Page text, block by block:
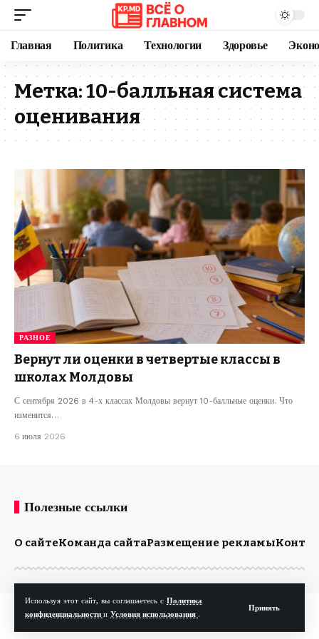
Используя этот сайт, вы соглашаетесь с Политика
конфиденциальности и Условия использования .
Принять
Главная Политика Технологии Здоровье
Метка:10-балльная система
оценивания
РАЗНОЕ
Вернут ли оценки в четвертые классы в
школах Молдовы
С сентября 2026 в 4-х классах Молдовы вернут 10-балльные оценки. Что
изменится…
6 июля 2026
Полезные ссылки
О сайтеКоманда сайтаРазмещение рекламы
© Kp.md. Все права защищены.